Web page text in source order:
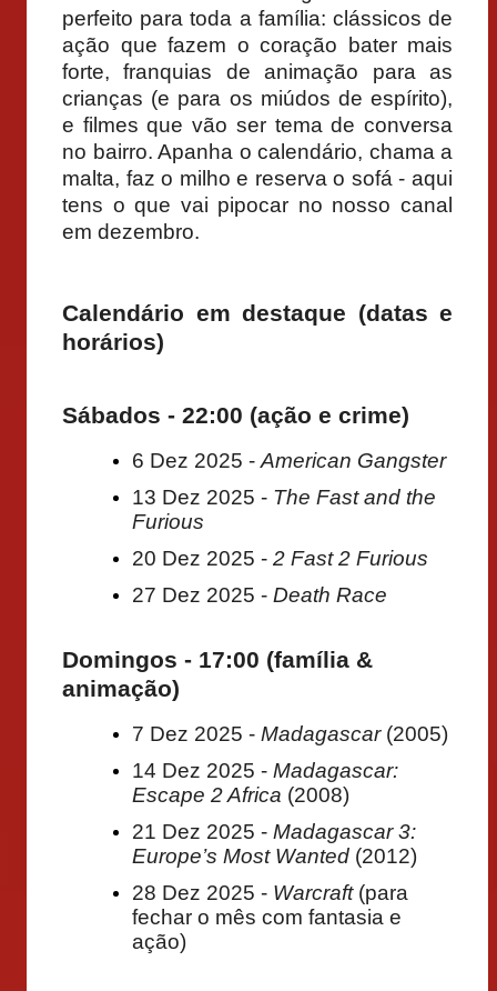
perfeito para toda a família: clássicos de
ação que fazem o coração bater mais
forte, franquias de animação para as
crianças (e para os miúdos de espírito),
e filmes que vão ser tema de conversa
no bairro. Apanha o calendário, chama a
malta, faz o milho e reserva o sofá - aqui
tens o que vai pipocar no nosso canal
em dezembro.
Calendário em destaque (datas e
horários)
Sábados - 22:00 (ação e crime)
6 Dez 2025 -American Gangster
13 Dez 2025 - The Fast and the
Furious
20 Dez 2025 - 2 Fast 2 Furious
27 Dez 2025 - Death Race
Domingos - 17:00 (família &
animação)
7 Dez 2025 - Madagascar(2005)
14 Dez 2025 - Madagascar:
Escape 2 Africa (2008)
21 Dez 2025 - Madagascar 3:
Europe’s Most Wanted (2012)
28 Dez 2025 - Warcraft(para
fechar o mês com fantasia e
ação)